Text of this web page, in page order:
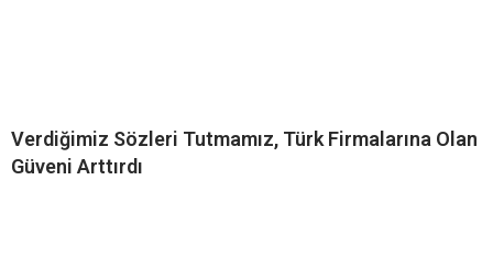
Verdiğimiz Sözleri Tutmamız, Türk Firmalarına Olan
Güveni Arttırdı